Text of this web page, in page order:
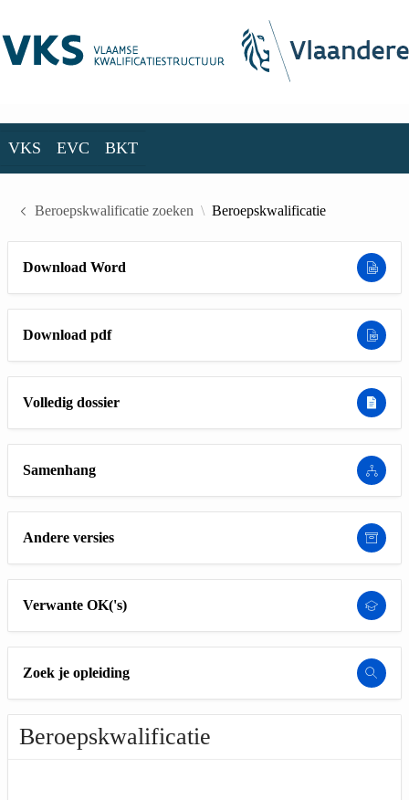
VKS EVC BKT
Beroepskwalificatie zoeken Beroepskwalificatie
Download Word
Download pdf
Volledig dossier
Samenhang
Andere versies
Verwante OK('s)
Zoek je opleiding
Beroepskwalificatie